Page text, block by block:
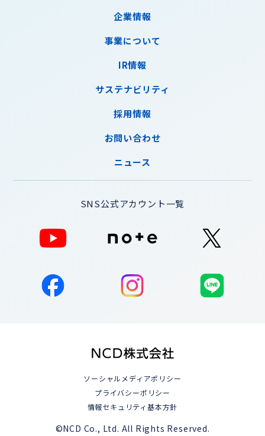
企業情報
事業について
IR情報
サステナビリティ
採用情報
お問い合わせ
ニュース
SNS公式アカウント一覧
ソーシャルメディアポリシー
プライバシーポリシー
情報セキュリティ基本方針
©NCD Co., Ltd. All Rights Reserved.